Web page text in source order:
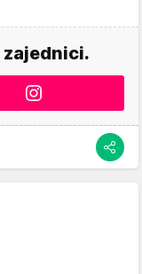
zajednici.